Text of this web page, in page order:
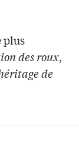
plus
des roux,
de